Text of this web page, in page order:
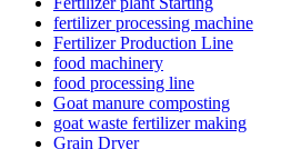
fertilizer processing machine
Fertilizer Production Line
food machinery
food processing line
Goat manure composting
goat waste fertilizer making
Grain Dryer